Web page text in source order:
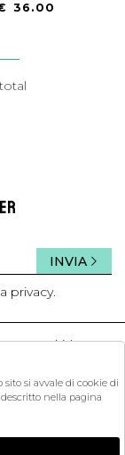
36.00
privacy.
INVIA
kids
si avvale di cookie di
nella pagina